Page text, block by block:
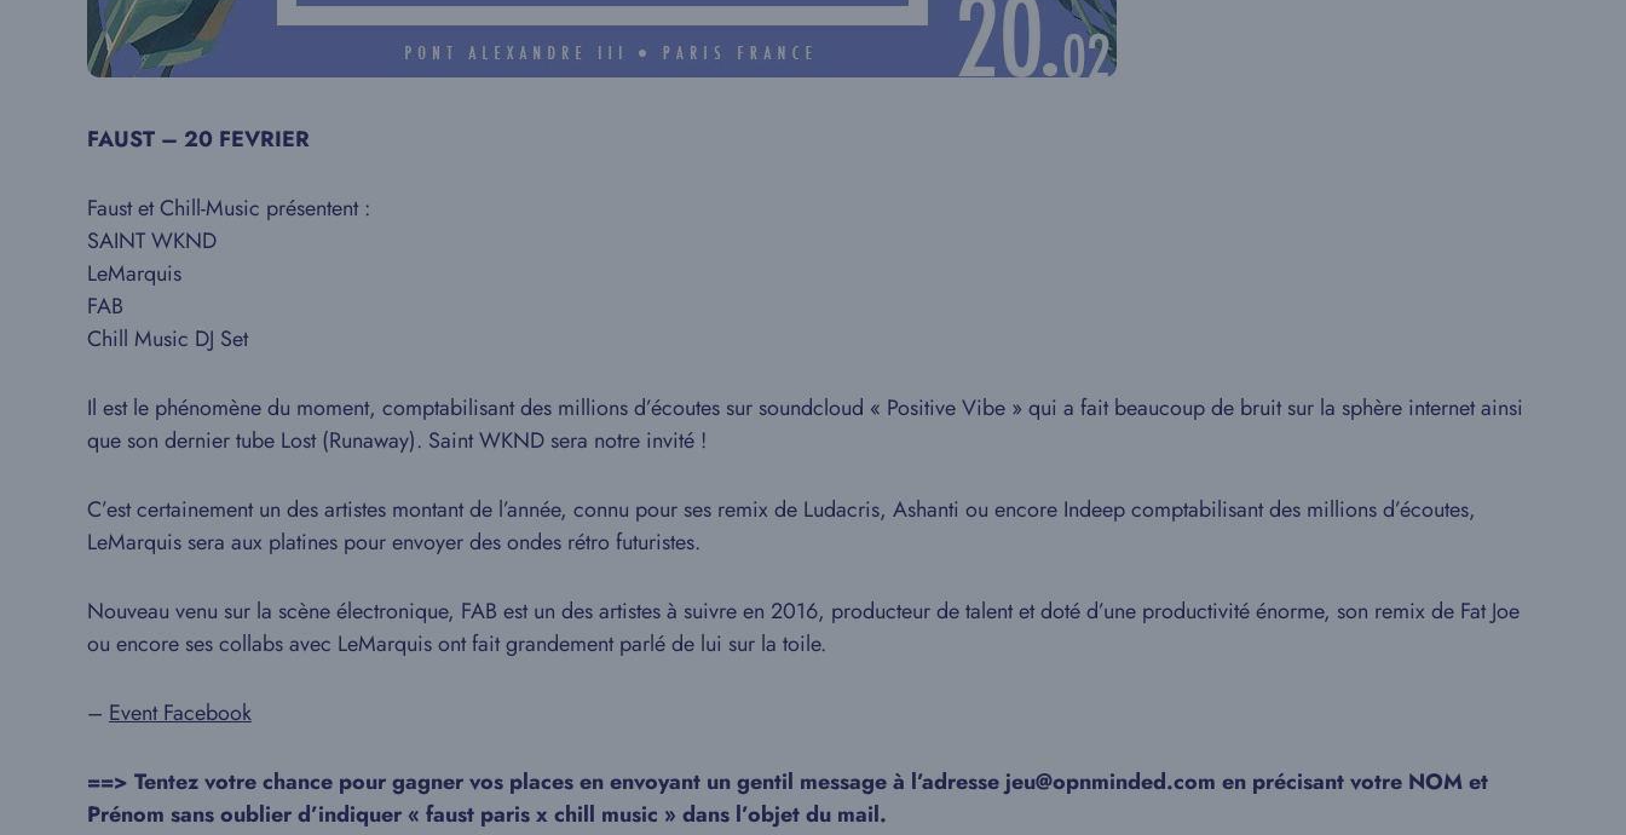
FAUST – 20 FEVRIER
Faust et Chill-Music présentent :
SAINT WKND
LeMarquis
FAB
Chill Music DJ Set
Il est le phénomène du moment, comptabilisant des millions d’écoutes sur soundcloud « Positive Vibe » qui a fait beaucoup de bruit sur la sphère internet ainsi
que son dernier tube Lost (Runaway). Saint WKND sera notre invité !
C’est certainement un des artistes montant de l’année, connu pour ses remix de Ludacris, Ashanti ou encore Indeep comptabilisant des millions d’écoutes,
LeMarquis sera aux platines pour envoyer des ondes rétro futuristes.
Nouveau venu sur la scène électronique, FAB est un des artistes à suivre en 2016, producteur de talent et doté d’une productivité énorme, son remix de Fat Joe
ou encore ses collabs avec LeMarquis ont fait grandement parlé de lui sur la toile.
– Event Facebook
==> Tentez votre chance pour gagner vos places en envoyant un gentil message à l’adresse jeu@opnminded.com en précisant votre NOM et
Prénom sans oublier d’indiquer « faust paris x chill music » dans l’objet du mail.